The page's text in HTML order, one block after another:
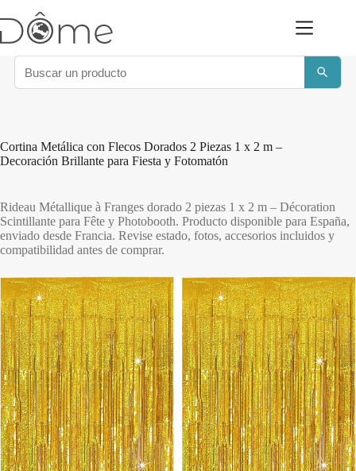
al
contenido
Cortina Metálica con Flecos Dorados 2 Piezas 1 x 2 m –
Decoración Brillante para Fiesta y Fotomatón
Rideau Métallique à Franges dorado 2 piezas 1 x 2 m – Décoration
Scintillante para Fête y Photobooth. Producto disponible para España,
enviado desde Francia. Revise estado, fotos, accesorios incluidos y
compatibilidad antes de comprar.